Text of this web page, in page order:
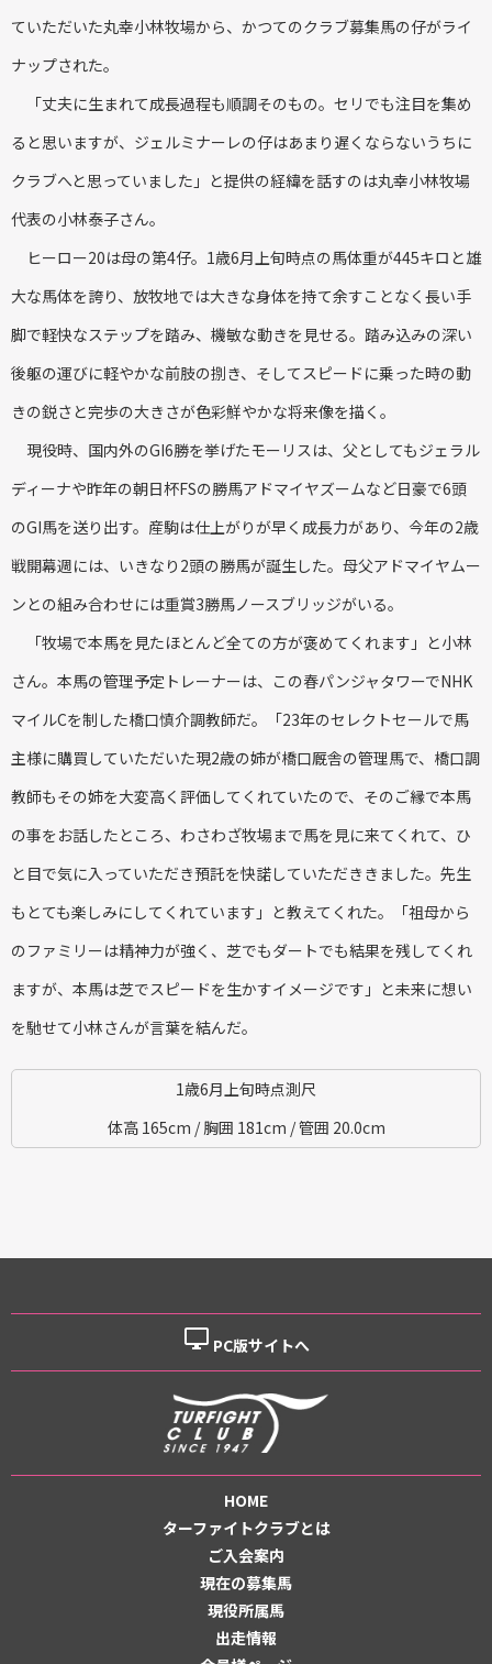
ていただいた丸幸小林牧場から、かつてのクラブ募集馬の仔がライ
ナップされた。
「丈夫に生まれて成長過程も順調そのもの。セリでも注目を集め
ると思いますが、ジェルミナーレの仔はあまり遅くならないうちに
クラブへと思っていました」と提供の経緯を話すのは丸幸小林牧場
代表の小林泰子さん。
ヒーロー20は母の第4仔。1歳6月上旬時点の馬体重が445キロと雄
大な馬体を誇り、放牧地では大きな身体を持て余すことなく長い手
脚で軽快なステップを踏み、機敏な動きを見せる。踏み込みの深い
後躯の運びに軽やかな前肢の捌き、そしてスピードに乗った時の動
きの鋭さと完歩の大きさが色彩鮮やかな将来像を描く。
現役時、国内外のGI6勝を挙げたモーリスは、父としてもジェラル
ディーナや昨年の朝日杯FSの勝馬アドマイヤズームなど日豪で6頭
のGI馬を送り出す。産駒は仕上がりが早く成長力があり、今年の2歳
戦開幕週には、いきなり2頭の勝馬が誕生した。母父アドマイヤムー
ンとの組み合わせには重賞3勝馬ノースブリッジがいる。
「牧場で本馬を見たほとんど全ての方が褒めてくれます」と小林
さん。本馬の管理予定トレーナーは、この春パンジャタワーでNHK
マイルCを制した橋口慎介調教師だ。「23年のセレクトセールで馬
主様に購買していただいた現2歳の姉が橋口厩舎の管理馬で、橋口調
教師もその姉を大変高く評価してくれていたので、そのご縁で本馬
の事をお話したところ、わさわざ牧場まで馬を見に来てくれて、ひ
と目で気に入っていただき預託を快諾していただききました。先生
もとても楽しみにしてくれています」と教えてくれた。「祖母から
のファミリーは精神力が強く、芝でもダートでも結果を残してくれ
ますが、本馬は芝でスピードを生かすイメージです」と未来に想い
を馳せて小林さんが言葉を結んだ。
1歳6月上旬時点測尺
体高 165cm / 胸囲 181cm / 管囲 20.0cm
desktop_windows PC版サイトへ
HOME
ターファイトクラブとは
ご入会案内
現在の募集馬
現役所属馬
出走情報